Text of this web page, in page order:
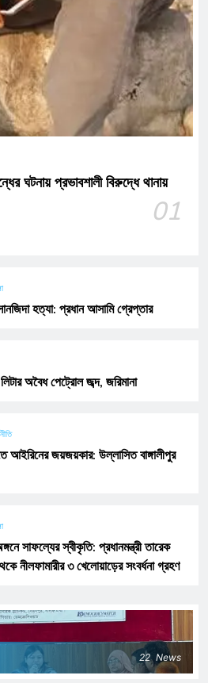
ঘটনায় প্রভাবশালী বিরুদ্ধে থানায়
01
হত্যা: প্রধান আসামি গ্রেপ্তার
অবৈধ পেট্রোল জব্দ, জরিমানা
আইরিনের জয়জয়কার: উল্লাসিত বাঙ্গালীপুর
সাফল্যের স্বীকৃতি: প্রধানমন্ত্রী তারেক
নীলফামারীর ৩ খেলোয়াড়ের সংবর্ধনা গ্রহণ
22 News